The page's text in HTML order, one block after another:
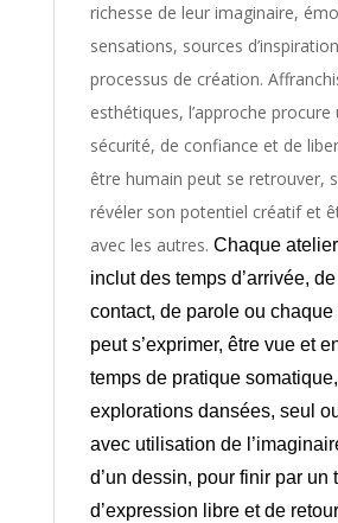
richesse de leur imaginaire,
sensations, sources
processus de création.
esthétiques, l’approche procure
sécurité, de confiance et de
être humain peut se retrouver,
révéler son potentiel créatif et
avec les autres. Chaque
inclut des temps d’arrivée,
contact, de parole ou
peut s’exprimer, être vue et
temps de pratique
explorations dansées, seul
avec utilisation de
d’un dessin, pour finir par un
d’expression libre et de retour